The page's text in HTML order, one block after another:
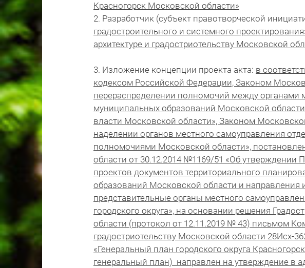
Красногорск Московской области»
2. Разработчик (субъект правотворческой
градостроительного и системного
архитектуре и градостриотельству Московской
3. Изложение концепции проекта акта: в
кодексом Российской Федерации, Законом
перераспределении полномочий между органами
муниципальных образований Московской
власти Московской области», Законом
наделении органов местного самоуправления
полномочиями Московской области»,
области от 30.12.2014 №1169/51 «Об утверждении
проектов документов территориального
образований Московской области и направления
представительные органы местного
городского округа», на основании решения
области (протокол от 12.11.2019 № 43) письмом
градостриотельству Московской области 28Исх-
«Генеральный план городского округа
генеральный план) направлен на утверждение в